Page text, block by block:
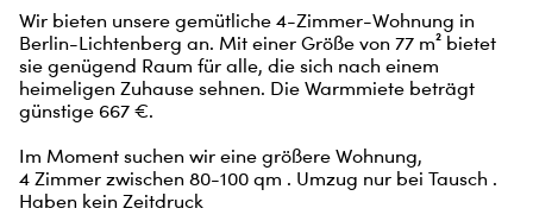
Wir bieten unsere gemütliche 4-Zimmer-Wohnung in
Berlin-Lichtenberg an. Mit einer Größe von 77 m² bietet
sie genügend Raum für alle, die sich nach einem
heimeligen Zuhause sehnen. Die Warmmiete beträgt
günstige 667 €.
Im Moment suchen wir eine größere Wohnung,
4 Zimmer zwischen 80-100 qm . Umzug nur bei Tausch .
Haben kein Zeitdruck